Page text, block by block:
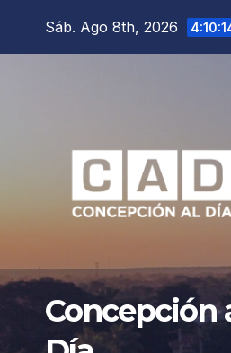
Sáb. Ago 8th, 2026
Concepción